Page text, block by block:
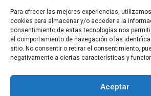
Para ofrecer las mejores experiencias,
cookies para almacenar y/o acceder a la
consentimiento de estas tecnologías nos
el comportamiento de navegación o las
sitio. No consentir o retirar el consentimiento,
negativamente a ciertas características y
Aceptar